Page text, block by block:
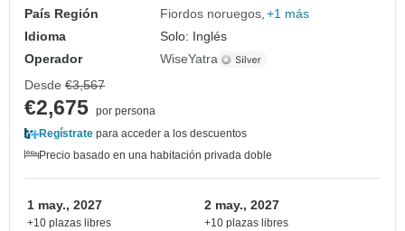
País Región
Fiordos noruegos +1 más
Idioma
Solo: Inglés
Operador
WiseYatra
Desde €3,567
€2,675 por persona
Regístrate para acceder a los descuentos
Precio basado en una habitación privada doble
1 may., 2027
+10 plazas libres
2 may., 2027
+10 plazas libres